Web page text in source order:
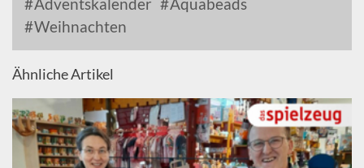
Weihnachten
Ähnliche Artikel